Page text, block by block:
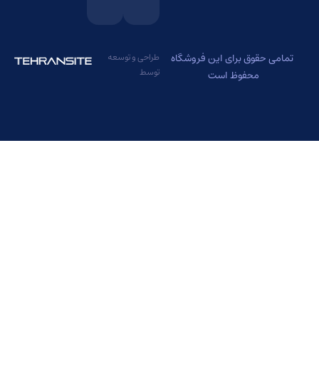
حقوق برای این فروشگاه
محفوظ است
طراحی و توسعه